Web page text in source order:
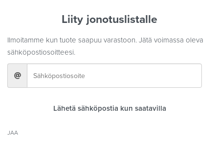
Liity jonotuslistalle
Ilmoitamme kun tuote saapuu varastoon. Jätä voimassa oleva
sähköpostiosoitteesi.
Lähetä sähköpostia kun saatavilla
JAA